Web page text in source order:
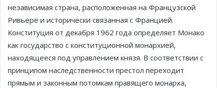
независимая страна, расположенная на Французской
Ривьере и исторически связанная с Францией.
Конституция от декабря 1962 года определяет Монако
как государство с конституционной монархией,
находящееся под управлением князя. В соответствии с
принципом наследственности престол переходит
прямым и законным потомкам правящего монарха,